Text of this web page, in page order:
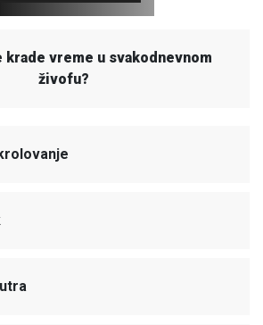
krade vreme u svakodnevnom
živofu?